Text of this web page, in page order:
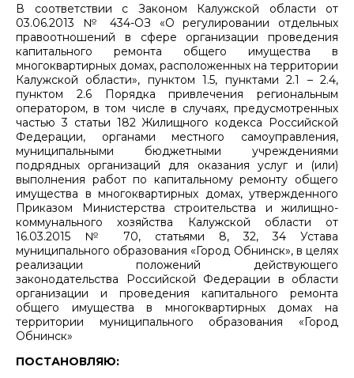
В соответствии с Законом Калужской области от
03.06.2013 № 434-ОЗ «О регулировании отдельных
правоотношений в сфере организации проведения
капитального ремонта общего имущества в
многоквартирных домах, расположенных на территории
Калужской области», пунктом 1.5, пунктами 2.1 – 2.4,
пунктом 2.6 Порядка привлечения региональным
оператором, в том числе в случаях, предусмотренных
частью 3 статьи 182 Жилищного кодекса Российской
Федерации, органами местного самоуправления,
муниципальными бюджетными учреждениями
подрядных организаций для оказания услуг и (или)
выполнения работ по капитальному ремонту общего
имущества в многоквартирных домах, утвержденного
Приказом Министерства строительства и жилищно-
коммунального хозяйства Калужской области от
16.03.2015 № 70, статьями 8, 32, 34 Устава
муниципального образования «Город Обнинск», в целях
реализации положений действующего
законодательства Российской Федерации в области
организации и проведения капитального ремонта
общего имущества в многоквартирных домах на
территории муниципального образования «Город
Обнинск»
ПОСТАНОВЛЯЮ: